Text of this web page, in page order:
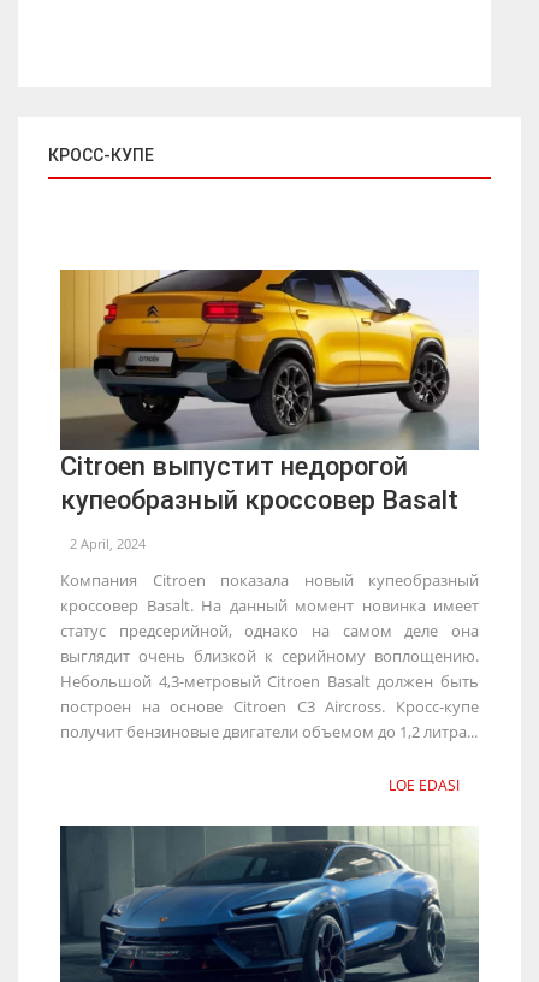
КРОСС-КУПЕ
Citroen выпустит недорогой
купеобразный кроссовер Basalt
2 April, 2024
Компания Citroen показала новый купеобразный
кроссовер Basalt. На данный момент новинка имеет
статус предсерийной, однако на самом деле она
выглядит очень близкой к серийному воплощению.
Небольшой 4,3-метровый Citroen Basalt должен быть
построен на основе Citroen С3 Aircross. Кросс-купе
получит бензиновые двигатели объемом до 1,2 литра...
LOE EDASI